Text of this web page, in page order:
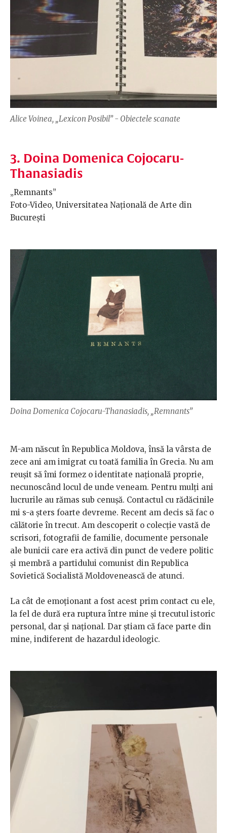
Alice Voinea, „Lexicon Posibil” - Obiectele scanate
3. Doina Domenica Cojocaru-
Thanasiadis
„Remnants”
Foto-Video, Universitatea Națională de Arte din
București
Doina Domenica Cojocaru-Thanasiadis, „Remnants”
M-am născut în Republica Moldova, însă la vârsta de
zece ani am imigrat cu toată familia în Grecia. Nu am
reușit să îmi formez o identitate națională proprie,
necunoscând locul de unde veneam. Pentru mulți ani
lucrurile au rămas sub cenușă. Contactul cu rădăcinile
mi s-a șters foarte devreme. Recent am decis să fac o
călătorie în trecut. Am descoperit o colecție vastă de
scrisori, fotografii de familie, documente personale
ale bunicii care era activă din punct de vedere politic
și membră a partidului comunist din Republica
Sovietică Socialistă Moldovenească de atunci.
La cât de emoționant a fost acest prim contact cu ele,
la fel de dură era ruptura între mine și trecutul istoric
personal, dar și național. Dar știam că face parte din
mine, indiferent de hazardul ideologic.